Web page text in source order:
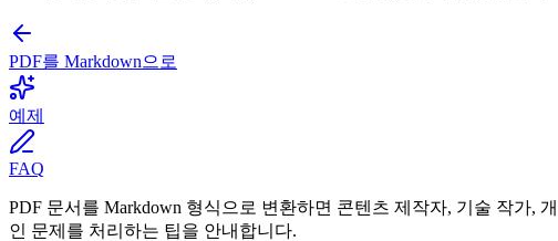
PDF를 Markdown으로
예제
FAQ
PDF 문서를 Markdown 형식으로 변환하면 콘텐츠 제작자, 기술 작가,
인 문제를 처리하는 팁을 안내합니다.